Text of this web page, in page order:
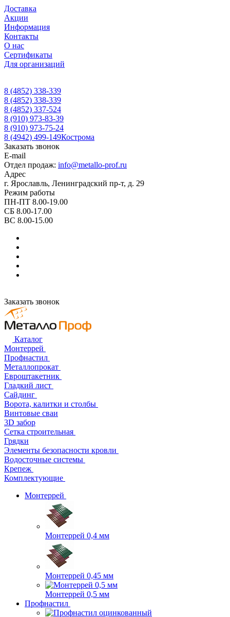
Доставка
Акции
Информация
Контакты
О нас
Сертификаты
Для организаций
8 (4852) 338-339
8 (4852) 338-339
8 (4852) 337-524
8 (910) 973-83-39
8 (910) 973-75-24
8 (4942) 499-149Кострома
Заказать звонок
E-mail
Отдел продаж: info@metallo-prof.ru
Адрес
г. Ярославль, Ленинградский пр-т, д. 29
Режим работы
ПН-ПТ 8.00-19.00
СБ 8.00-17.00
ВС 8.00-15.00
Заказать звонок
Каталог
Монтеррей
Профнастил
Металлопрокат
Евроштакетник
Гладкий лист
Сайдинг
Ворота, калитки и столбы
Винтовые сваи
3D забор
Сетка строительная
Грядки
Элементы безопасности кровли
Водосточные системы
Крепеж
Комплектующие
Монтеррей
Монтеррей 0,4 мм
Монтеррей 0,45 мм
Монтеррей 0,5 мм
Профнастил